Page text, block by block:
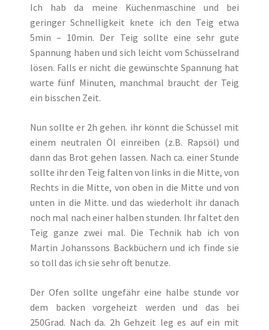
Ich hab da meine Küchenmaschine und bei
geringer Schnelligkeit knete ich den Teig etwa
5min – 10min. Der Teig sollte eine sehr gute
Spannung haben und sich leicht vom Schüsselrand
lösen. Falls er nicht die gewünschte Spannung hat
warte fünf Minuten, manchmal braucht der Teig
ein bisschen Zeit.
Nun sollte er 2h gehen. ihr könnt die Schüssel mit
einem neutralen Öl einreiben (z.B. Rapsöl) und
dann das Brot gehen lassen. Nach ca. einer Stunde
sollte ihr den Teig falten von links in die Mitte, von
Rechts in die Mitte, von oben in die Mitte und von
unten in die Mitte. und das wiederholt ihr danach
noch mal nach einer halben stunden. Ihr faltet den
Teig ganze zwei mal. Die Technik hab ich von
Martin Johanssons Backbüchern und ich finde sie
so toll das ich sie sehr oft benutze.
Der Ofen sollte ungefähr eine halbe stunde vor
dem backen vorgeheizt werden und das bei
250Grad. Nach da. 2h Gehzeit leg es auf ein mit